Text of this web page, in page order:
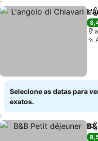
Selecione as datas para
exatos.